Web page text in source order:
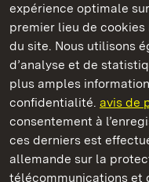
expérience optimale
premier lieu de
du site. Nous utilisons
d’analyse et de
plus amples
confidentialité. avis de
consentement à
ces derniers est
allemande sur la
télécommunications et
Châteaux et jardins
Château de Solitude
Châteaux et jardins
FAQ et réponses